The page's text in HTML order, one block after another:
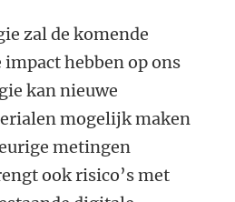
zal de komende
hebben op ons
kan nieuwe
mogelijk maken
metingen
ook risico’s met